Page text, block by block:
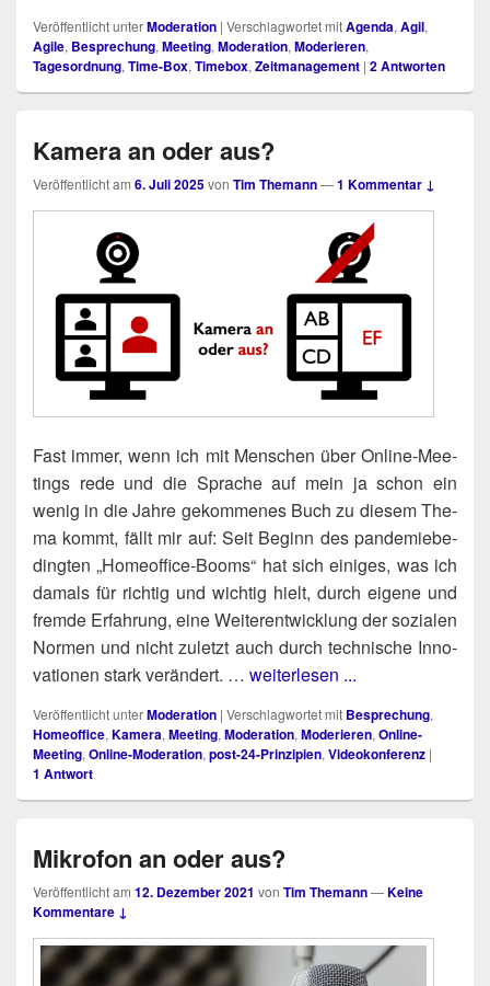
Veröffentlicht unterModeration | Verschlagwortet mitAgenda, Agil,
Agile, Besprechung, Meeting, Moderation, Moderieren,
Tagesordnung, Time-Box, Timebox, Zeitmanagement | 2Antworten
Kamera an oder aus?
Veröffentlicht am 6. Juli 2025von Tim Themann—1 Kommentar ↓
Fast immer, wenn ich mit Men­schen über Online-Mee­
tings rede und die Spra­che auf mein ja schon ein
wenig in die Jah­re gekom­me­nes Buch zu die­sem The­
ma kommt, fällt mir auf: Seit Beginn des pan­de­mie­be­
ding­ten „Home­of­fice-Booms“ hat sich eini­ges, was ich
damals für rich­tig und wich­tig hielt, durch eige­ne und
frem­de Erfah­rung, eine Wei­ter­ent­wick­lung der sozia­len
Nor­men und nicht zuletzt auch durch tech­ni­sche Inno­
va­tio­nen stark ver­än­dert. … weiterlesen ...
Veröffentlicht unterModeration | Verschlagwortet mit Besprechung,
Homeoffice, Kamera, Meeting, Moderation, Moderieren, Online-
Meeting, Online-Moderation, post-24-Prinzipien, Videokonferenz |
1 Antwort
Mikrofon an oder aus?
Veröffentlicht am 12. Dezember 2021 von Tim Themann—Keine
Kommentare ↓